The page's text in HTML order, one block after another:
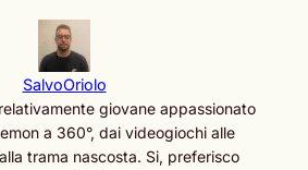
SalvoOriolo
giovane appassionato
a 360°, dai videogiochi alle
trama nascosta. Si, preferisco